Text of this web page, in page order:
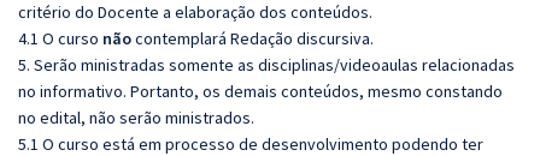
critério do Docente a elaboração dos conteúdos.
4.1 O curso nãocontemplará Redação discursiva.
5. Serão ministradas somente as disciplinas/videoaulas relacionadas
no informativo. Portanto, os demais conteúdos, mesmo constando
no edital, não serão ministrados.
5.1 O curso está em processo de desenvolvimento podendo ter